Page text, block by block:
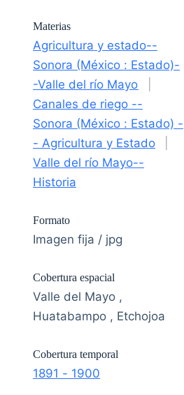
Materias
Agricultura y estado--
Sonora (México : Estado)-
-Valle del río Mayo
Canales de riego --
Sonora (México : Estado) -
- Agricultura y Estado
Valle del río Mayo--
Historia
Formato
Imagen fija / jpg
Cobertura espacial
Valle del Mayo ,
Huatabampo , Etchojoa
Cobertura temporal
1891 - 1900